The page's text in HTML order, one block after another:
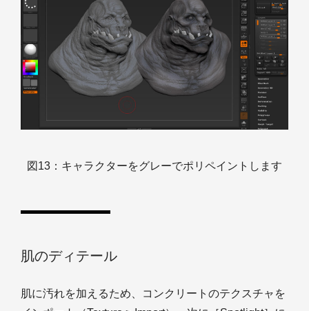
図13：キャラクターをグレーでポリペイントします
肌のディテール
肌に汚れを加えるため、コンクリートのテクスチャを